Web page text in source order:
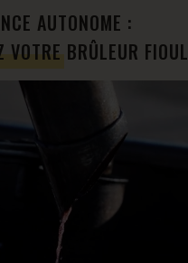
AUTONOME :
VOTRE BRÛLEUR FIOUL